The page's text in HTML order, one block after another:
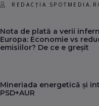
REDACȚIA
Nota de plată a verii
Europa: Economie vs
emisiilor? De ce e greșit
Mineriada energetică și
PSD+AUR